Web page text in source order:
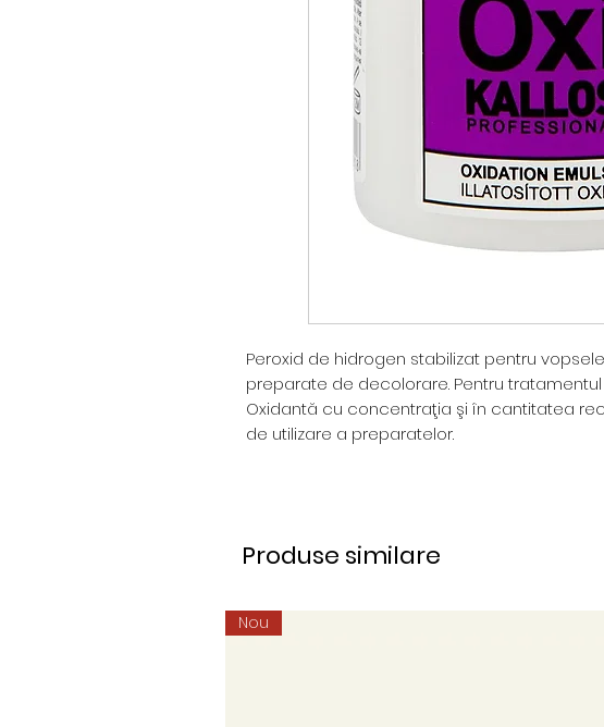
Peroxid de hidrogen stabilizat pentru
preparate de decolorare. Pentru tratamentul
Oxidantă cu concentraţia şi în cantitatea
de utilizare a preparatelor.
Produse similare
Nou